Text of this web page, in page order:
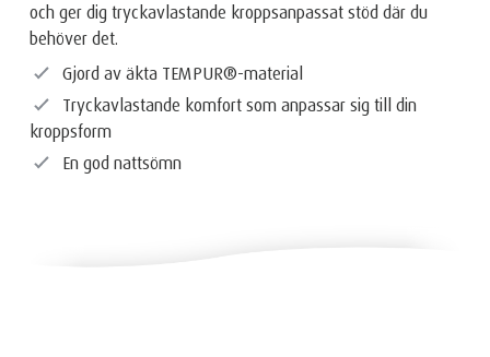
och ger dig tryckavlastande kroppsanpassat stöd där du
behöver det.
Gjord av äkta TEMPUR®-material
Tryckavlastande komfort som anpassar sig till din
kroppsform
En god nattsömn